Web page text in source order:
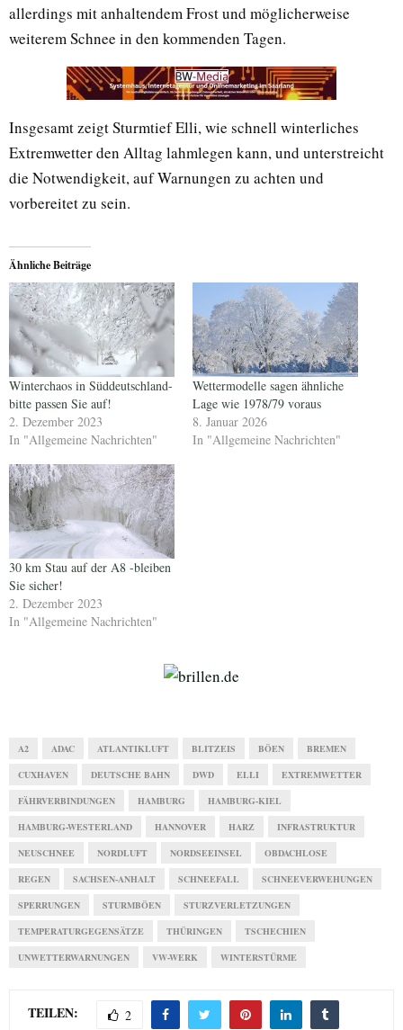
allerdings mit anhaltendem Frost und möglicherweise
weiterem Schnee in den kommenden Tagen.
Insgesamt zeigt Sturmtief Elli, wie schnell winterliches
Extremwetter den Alltag lahmlegen kann, und unterstreicht
die Notwendigkeit, auf Warnungen zu achten und
vorbereitet zu sein.
Ähnliche Beiträge
Winterchaos in Süddeutschland-
bitte passen Sie auf!
2. Dezember 2023
In "Allgemeine Nachrichten"
Wettermodelle sagen ähnliche
Lage wie 1978/79 voraus
8. Januar 2026
In "Allgemeine Nachrichten"
30 km Stau auf der A8 -bleiben
Sie sicher!
2. Dezember 2023
In "Allgemeine Nachrichten"
A2 ADAC ATLANTIKLUFT BLITZEIS BÖEN BREMEN
CUXHAVEN DEUTSCHE BAHN DWD ELLI EXTREMWETTER
FÄHRVERBINDUNGEN HAMBURG HAMBURG-KIEL
HAMBURG-WESTERLAND HANNOVER HARZ INFRASTRUKTUR
NEUSCHNEE NORDLUFT NORDSEEINSEL OBDACHLOSE
REGEN SACHSEN-ANHALT SCHNEEFALL SCHNEEVERWEHUNGEN
SPERRUNGEN STURMBÖEN STURZVERLETZUNGEN
TEMPERATURGEGENSÄTZE THÜRINGEN TSCHECHIEN
UNWETTERWARNUNGEN VW-WERK WINTERSTÜRME
TEILEN: 2